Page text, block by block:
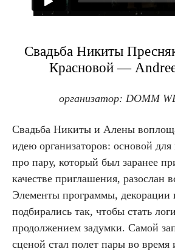
Свадьба Никиты
Красновой —
организатор: DOMM
Свадьба Никиты и Алены
идею организаторов: основой
про пару, который был заранее
качестве приглашения, разослан
Элементы программы, декорации
подбирались так, чтобы стать
продолжением задумки. Самой
сценой стал полет пары во время